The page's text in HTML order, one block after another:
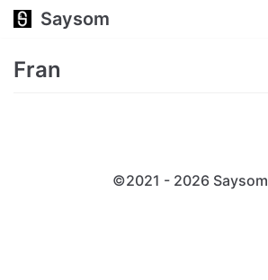
跳
正
Saysom
Fran
©2021 - 2026 Saysom